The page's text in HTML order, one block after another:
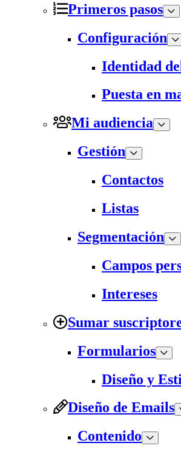
Primeros pasos
Configuración
Identidad
Puesta en
Mi audiencia
Gestión
Contactos
Listas
Segmentación
Campos
Intereses
Sumar
Formularios
Diseño y
Diseño de Emails
Contenido